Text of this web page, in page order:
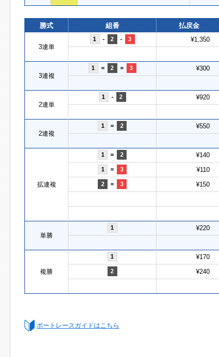
勝式 組番 払戻金
3連単
1 - 2 - 3 ¥1,350
3連複
1 = 2 = 3 ¥300
2連単
1 - 2 ¥920
2連複
1 = 2 ¥550
拡連複
1 = 2 ¥140
1 = 3 ¥110
2 = 3 ¥150
単勝
1 ¥220
複勝
1 ¥170
2 ¥240
ボートレースガイドはこちら